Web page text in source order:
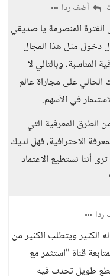
أضف ردا
المنصرمة يا صديقي
دخول مثل هذا المجال
المناسبة، وبالتالي لا
على مجاراة عالم
في الأسهم.
الطرق المعرفية التي
الاحترافية، فهل لديك
أننا نستطيع الاعتماد
الكثير ويتطلب الكثير من
قناة "استثمر مع
طويل تحدث فيه